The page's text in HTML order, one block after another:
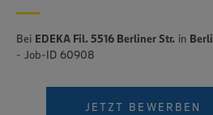
Bei EDEKA Fil. 5516 Berliner Str. in
- Job-ID 60908
JETZT BEWERBEN